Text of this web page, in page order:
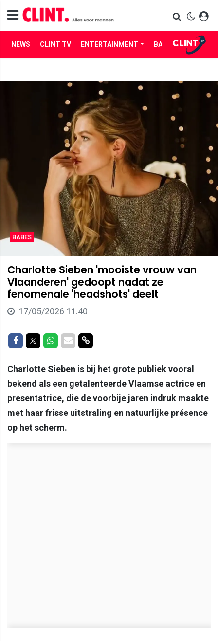
NEWS CLINT TV ENTERTAINMENT BABES LIFE
BABES
Charlotte Sieben 'mooiste vrouw van
Vlaanderen' gedoopt nadat ze
fenomenale 'headshots' deelt
17/05/2026 11:40
Delen op Facebook
Delen op Twitter
Delen op Whatsapp
Delen via Mail
Delen via link
Charlotte Sieben is bij het grote publiek vooral
bekend als een getalenteerde Vlaamse actrice en
presentatrice, die de voorbije jaren indruk maakte
met haar frisse uitstraling en natuurlijke présence
op het scherm.